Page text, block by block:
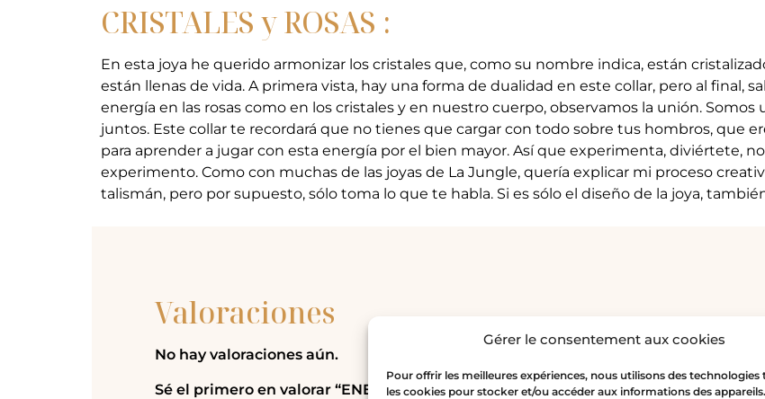
Gérer le consentement aux cookies
Pour offrir les meilleures expériences, nous utilisons des technologies
les cookies pour stocker et/ou accéder aux informations des
CRISTALES y ROSAS :
En esta joya he querido armonizar los cristales que, como su nombre indica, están
están llenas de vida. A primera vista, hay una forma de dualidad en este collar, pero al final,
energía en las rosas como en los cristales y en nuestro cuerpo, observamos la unión.
juntos. Este collar te recordará que no tienes que cargar con todo sobre tus hombros, que
para aprender a jugar con esta energía por el bien mayor. Así que experimenta, diviértete,
experimento. Como con muchas de las joyas de La Jungle, quería explicar mi proceso
talismán, pero por supuesto, sólo toma lo que te habla. Si es sólo el diseño de la joya,
Valoraciones
No hay valoraciones aún.
Sé el primero en valorar “ENERGÍA – Collar cristal rosas”